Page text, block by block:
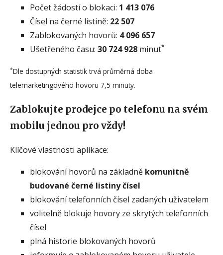
Počet žádostí o blokaci: 1 413 076
Čísel na černé listině: 22 507
Zablokovaných hovorů: 4 096 657
Ušetřeného času: 30 724 928 minut*
*Dle dostupných statistik trvá průměrná doba
telemarketingového hovoru 7,5 minuty.
Zablokujte prodejce po telefonu na svém
mobilu jednou pro vždy!
Klíčové vlastnosti aplikace:
blokování hovorů na základně komunitně
budované černé listiny čísel
blokování telefonních čísel zadaných uživatelem
volitelně blokuje hovory ze skrytých telefonních
čísel
plná historie blokovaných hovorů